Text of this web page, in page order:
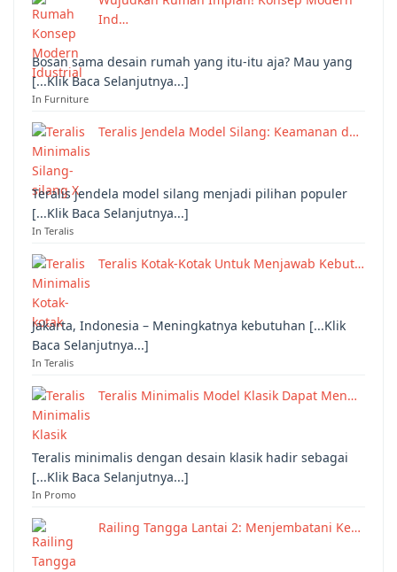
Ind…
Bosan sama desain rumah yang itu-itu aja? Mau yang
[...Klik Baca Selanjutnya...]
In Furniture
Teralis Jendela Model Silang: Keamanan d…
Teralis jendela model silang menjadi pilihan populer
[...Klik Baca Selanjutnya...]
In Teralis
Teralis Kotak-Kotak Untuk Menjawab Kebut…
Jakarta, Indonesia – Meningkatnya kebutuhan [...Klik
Baca Selanjutnya...]
In Teralis
Teralis Minimalis Model Klasik Dapat Men…
Teralis minimalis dengan desain klasik hadir sebagai
[...Klik Baca Selanjutnya...]
In Promo
Railing Tangga Lantai 2: Menjembatani Ke…